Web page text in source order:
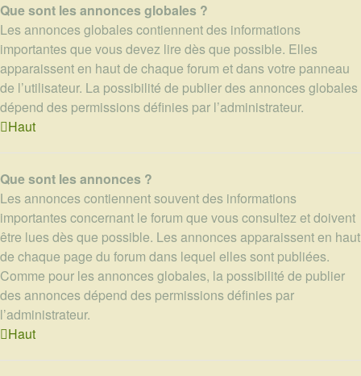
Que sont les annonces globales ?
Les annonces globales contiennent des informations
importantes que vous devez lire dès que possible. Elles
apparaissent en haut de chaque forum et dans votre panneau
de l’utilisateur. La possibilité de publier des annonces globales
dépend des permissions définies par l’administrateur.
Haut
Que sont les annonces ?
Les annonces contiennent souvent des informations
importantes concernant le forum que vous consultez et doivent
être lues dès que possible. Les annonces apparaissent en haut
de chaque page du forum dans lequel elles sont publiées.
Comme pour les annonces globales, la possibilité de publier
des annonces dépend des permissions définies par
l’administrateur.
Haut